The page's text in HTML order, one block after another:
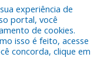
Municipal de Porto de
experiência de
portal, você
de cookies.
isso é feito, acesse
concorda, clique em